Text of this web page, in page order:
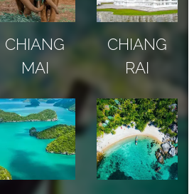
CHIANG
MAI
CHIANG
RAI